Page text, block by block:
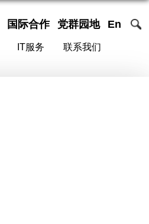
国际合作 党群园地 En
IT服务 联系我们